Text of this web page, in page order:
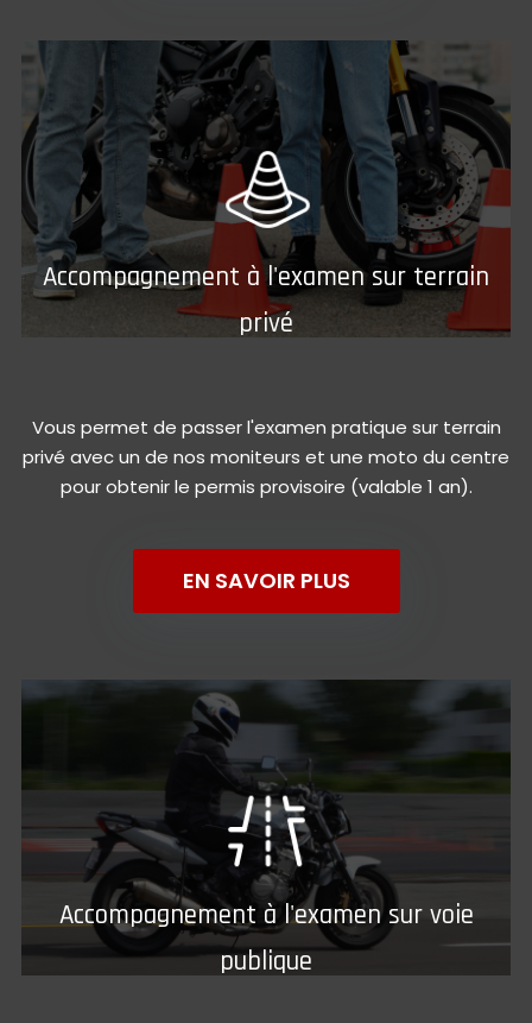
Accompagnement à l'examen sur terrain
privé
Vous permet de passer l'examen pratique sur terrain
privé avec un de nos moniteurs et une moto du centre
pour obtenir le permis provisoire (valable 1 an).
EN SAVOIR PLUS
Accompagnement à l'examen sur voie
publique